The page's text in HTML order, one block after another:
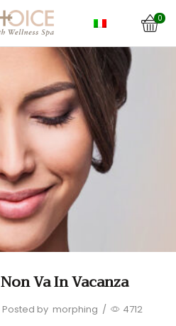
0
Va In Vacanza
Posted by morphing / 4712